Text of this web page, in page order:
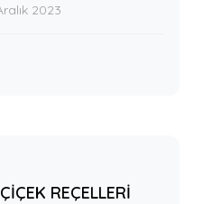
2023
REÇELLERİ